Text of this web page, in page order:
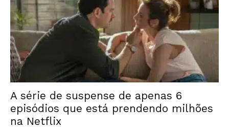
A série de suspense de apenas 6
episódios que está prendendo milhões
na Netflix